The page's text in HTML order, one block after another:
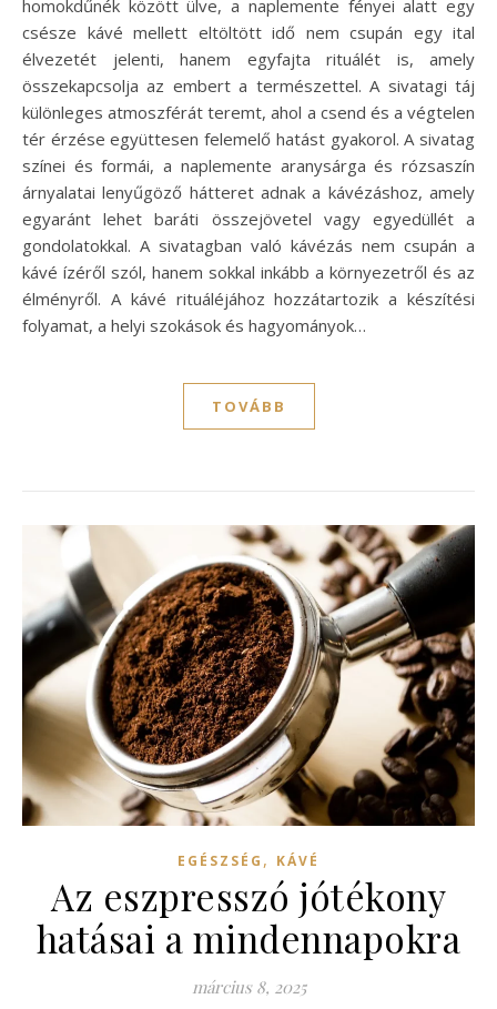
homokdűnék között ülve, a naplemente fényei alatt egy
csésze kávé mellett eltöltött idő nem csupán egy ital
élvezetét jelenti, hanem egyfajta rituálét is, amely
összekapcsolja az embert a természettel. A sivatagi táj
különleges atmoszférát teremt, ahol a csend és a végtelen
tér érzése együttesen felemelő hatást gyakorol. A sivatag
színei és formái, a naplemente aranysárga és rózsaszín
árnyalatai lenyűgöző hátteret adnak a kávézáshoz, amely
egyaránt lehet baráti összejövetel vagy egyedüllét a
gondolatokkal. A sivatagban való kávézás nem csupán a
kávé ízéről szól, hanem sokkal inkább a környezetről és az
élményről. A kávé rituáléjához hozzátartozik a készítési
folyamat, a helyi szokások és hagyományok…
TOVÁBB
EGÉSZSÉG , KÁVÉ
Az eszpresszó jótékony
hatásai a mindennapokra
március 8, 2025